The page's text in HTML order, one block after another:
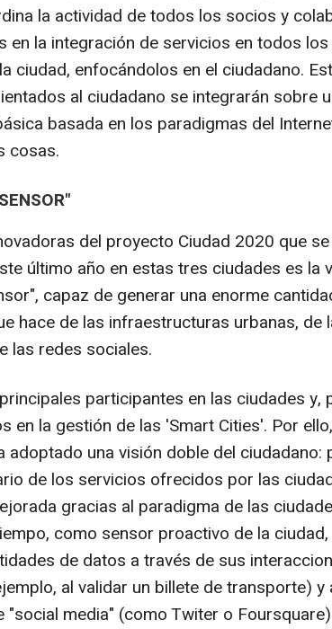
la actividad de todos los socios y
en la integración de servicios en todos los
ciudad, enfocándolos en el ciudadano.
al ciudadano se integrarán sobre
basada en los paradigmas del
cosas.
del proyecto Ciudad 2020 que
último año en estas tres ciudades es la
capaz de generar una enorme
hace de las infraestructuras urbanas, de
las redes sociales.
participantes en las ciudades y,
en la gestión de las 'Smart Cities'. Por
adoptado una visión doble del ciudadano:
de los servicios ofrecidos por las
gracias al paradigma de las
como sensor proactivo de la
de datos a través de sus
al validar un billete de transporte) y
media" (como Twiter o